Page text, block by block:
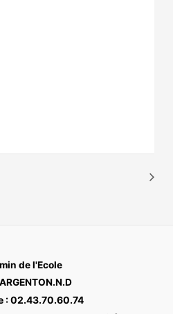
de l'Ecole
: 02.43.70.60.74